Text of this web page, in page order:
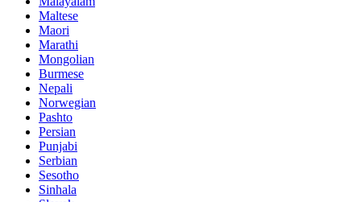
Maltese
Maori
Marathi
Mongolian
Burmese
Nepali
Norwegian
Pashto
Persian
Punjabi
Serbian
Sesotho
Sinhala